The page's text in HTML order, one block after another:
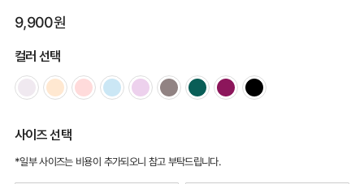
9,900원
컬러 선택
사이즈 선택
*일부 사이즈는 비용이 추가되오니 참고 부탁드립니다.